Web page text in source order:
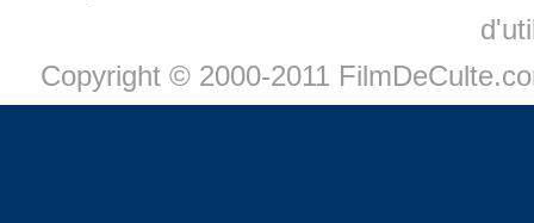
Copyright © 2000-2011